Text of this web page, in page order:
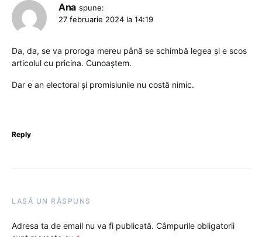
Ana spune:
27 februarie 2024 la 14:19
Da, da, se va proroga mereu până se schimbă legea și e scos
articolul cu pricina. Cunoaștem.
Dar e an electoral și promisiunile nu costă nimic.
Reply
LASĂ UN RĂSPUNS
Adresa ta de email nu va fi publicată. Câmpurile obligatorii